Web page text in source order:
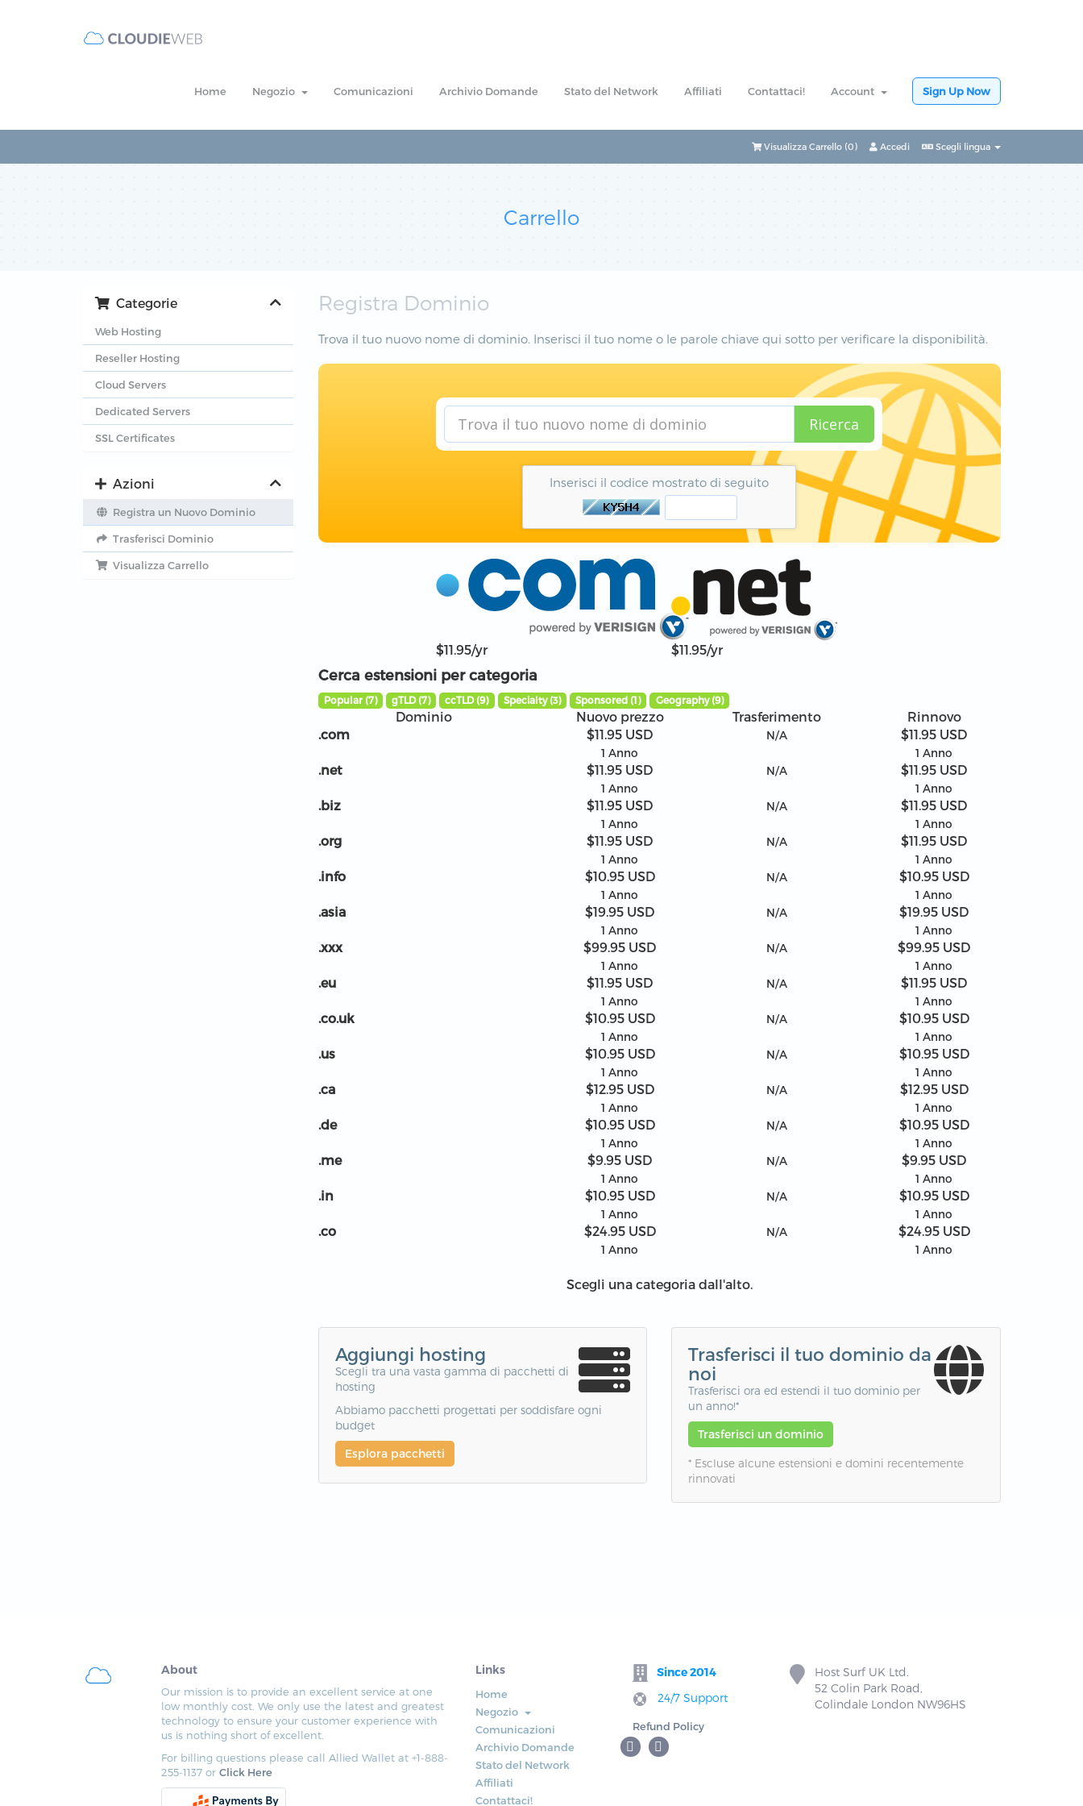
Home Negozio Comunicazioni Archivio Domande Stato del Network Affiliati Contattaci! Account Sign Up Now
Scegli lingua
Accedi
Visualizza Carrello (0)
Carrello
Registra Dominio
Categorie
Web Hosting
Reseller Hosting
Cloud Servers
Dedicated Servers
SSL Certificates
Azioni
Registra un Nuovo Dominio
Trasferisci Dominio
Visualizza Carrello
Trova il tuo nuovo nome di dominio. Inserisci il tuo nome o le parole chiave qui sotto per verificare la disponibilità.
Ricerca
Inserisci il codice mostrato di seguito
$11.95/yr $11.95/yr
Cerca estensioni per categoria
Popular (7) gTLD (7) ccTLD (9) Specialty (3) Sponsored (1) Geography (9)
Dominio Nuovo prezzo Trasferimento
Rinnovo
.com
$11.95 USD
1 Anno
N/A $11.95 USD
1 Anno
.net $11.95 USD
1 Anno
N/A $11.95 USD
1 Anno
.biz $11.95 USD
1 Anno
N/A $11.95 USD
1 Anno
.org $11.95 USD
1 Anno
N/A $11.95 USD
1 Anno
.info $10.95 USD
1 Anno
N/A $10.95 USD
1 Anno
.asia $19.95 USD
1 Anno
N/A $19.95 USD
1 Anno
.xxx $99.95 USD
1 Anno
N/A $99.95 USD
1 Anno
.eu $11.95 USD
1 Anno
N/A $11.95 USD
1 Anno
.co.uk $10.95 USD
1 Anno
N/A $10.95 USD
1 Anno
.us $10.95 USD
1 Anno
N/A $10.95 USD
1 Anno
.ca $12.95 USD
1 Anno
N/A $12.95 USD
1 Anno
.de $10.95 USD
1 Anno
N/A $10.95 USD
1 Anno
.me $9.95 USD
1 Anno
N/A $9.95 USD
1 Anno
.in $10.95 USD
1 Anno
N/A $10.95 USD
1 Anno
.co $24.95 USD
1 Anno
N/A $24.95 USD
1 Anno
Scegli una categoria dall'alto.
Aggiungi hosting
Scegli tra una vasta gamma di pacchetti di
hosting
Abbiamo pacchetti progettati per soddisfare ogni
budget
Esplora pacchetti
Trasferisci il tuo dominio da
noi
Trasferisci ora ed estendi il tuo dominio per
un anno!*
Trasferisci un dominio
* Escluse alcune estensioni e domini recentemente
rinnovati
About
Our mission is to provide an excellent service at one
low monthly cost. We only use the latest and greatest
technology to ensure your customer experience with
us is nothing short of excellent.
For billing questions please call Allied Wallet at +1-888-
255-1137 or Click Here
Links
Home
Negozio
Comunicazioni
Archivio Domande
Stato del Network
Affiliati
Contattaci!
Since 2014
24/7 Support
Refund Policy
Host Surf UK Ltd.
52 Colin Park Road,
Colindale London NW96HS